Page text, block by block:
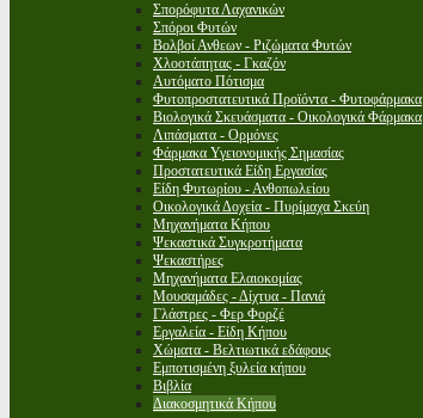
Σπορόφυτα Λαχανικών
Σπόροι Φυτών
Βολβοί Ανθεων - Ριζώματα Φυτών
Χλοοτάπητας - Γκαζόν
Αυτόματο Πότισμα
Φυτοπροστατευτικά Προϊόντα - Φυτοφάρμακα
Βιολογικά Σκευάσματα - Οικολογικά Φάρμακα
Λιπάσματα - Ορμόνες
Φάρμακα Υγειονομικής Σημασίας
Προστατευτικά Είδη Εργασίας
Είδη Φυτωρίου - Ανθοπωλείου
Οικολογικά Δοχεία - Πυρίμαχα Σκεύη
Μηχανήματα Κήπου
Ψεκαστικά Συγκροτήματα
Ψεκαστήρες
Μηχανήματα Ελαιοκομίας
Μουσαμάδες - Δίχτυα - Πανιά
Γλάστρες - Φερ Φορζέ
Εργαλεία - Είδη Κήπου
Χώματα - Βελτιωτικά εδάφους
Εμποτισμένη ξυλεία κήπου
Βιβλία
Διακοσμητικά Κήπου